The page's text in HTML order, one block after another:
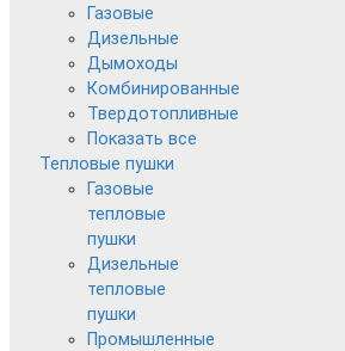
Газовые
Дизельные
Дымоходы
Комбинированные
Твердотопливные
Показать все
Тепловые пушки
Газовые
тепловые
пушки
Дизельные
тепловые
пушки
Промышленные